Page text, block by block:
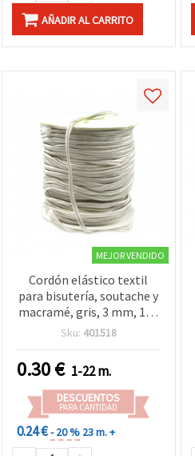
AÑADIR AL CARRITO
MEJOR VENDIDO
Cordón elástico textil
para bisutería, soutache y
macramé, gris, 3 mm, 1 m
– para pulseras, collares,
manualidades
Sku: 401518
0.30€ 1-22 m.
DESCUENTOS
PARA CANTIDAD
0.24 €- 20 % 23 m. +